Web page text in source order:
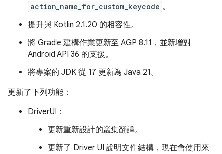
action_name_for_custom_keycode 。
提升與 Kotlin 2.1.20 的相容性。
將 Gradle 建構作業更新至 AGP 8.11，並新增對
Android API 36 的支援。
將專案的 JDK 從 17 更新為 Java 21。
更新了下列功能：
DriverUI：
更新重新設計的叢集翻譯。
更新了 Driver UI 說明文件結構，現在會使用來